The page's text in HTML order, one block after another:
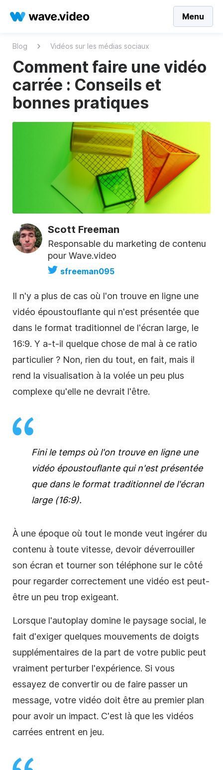
Menu
Blog Vidéos sur les médias sociaux
Comment faire une vidéo
carrée : Conseils et
bonnes pratiques
Scott Freeman
Responsable du marketing de contenu
pour Wave.video
sfreeman095
Il n'y a plus de cas où l'on trouve en ligne une
vidéo époustouflante qui n'est présentée que
dans le format traditionnel de l'écran large, le
16:9. Y a-t-il quelque chose de mal à ce ratio
particulier ? Non, rien du tout, en fait, mais il
rend la visualisation à la volée un peu plus
complexe qu'elle ne devrait l'être.
Fini le temps où l'on trouve en ligne une
vidéoépoustouflante qui n'est présentée
que dans le format traditionnel de l'écran
large (16:9).
À une époque où tout le monde veut ingérer du
contenu à toute vitesse, devoir déverrouiller
son écran et tourner son téléphone sur le côté
pour regarder correctement une vidéo est peut-
être un peu trop exigeant.
Lorsque l'autoplay domine le paysage social, le
fait d'exiger quelques mouvements de doigts
supplémentaires de la part de votre public peut
vraiment perturber l'expérience. Si vous
essayez de convertir ou de faire passer un
message, votre vidéo doit être au premier plan
pour avoir un impact. C'est là que les vidéos
carrées entrent en jeu.